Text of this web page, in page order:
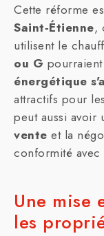
Cette réforme
Saint‑Étienne,
utilisent le
ou G
énergétique
attractifs pour
peut aussi avoir
vente et la
conformité avec
Une mise
les